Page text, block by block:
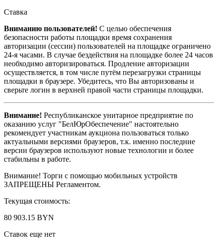
Ставка
Вниманию пользователей! С целью обеспечения
безопасности работы площадки время сохранения
авторизации (сессии) пользователей на площадке ограничено
24-я часами. В случае бездействия на площадке более 24 часов
необходимо авторизироваться. Продление авторизации
осуществляется, в том числе путём перезагрузки страницы
площадки в браузере. Убедитесь, что Вы авторизованы и
сверьте логин в верхней правой части страницы площадки.
Внимание! Республиканское унитарное предприятие по
оказанию услуг "БелЮрОбеспечение" настоятельно
рекомендует участникам аукциона пользоваться только
актуальными версиями браузеров, т.к. именно последние
версии браузеров используют новые технологии и более
стабильны в работе.
Внимание! Торги с помощью мобильных устройств
ЗАПРЕЩЕНЫ Регламентом.
Текущая стоимость:
80 903.15 BYN
Ставок еще нет